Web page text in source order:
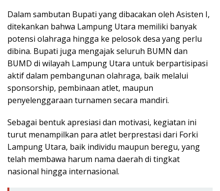
Dalam sambutan Bupati yang dibacakan oleh Asisten I,
ditekankan bahwa Lampung Utara memiliki banyak
potensi olahraga hingga ke pelosok desa yang perlu
dibina. Bupati juga mengajak seluruh BUMN dan
BUMD di wilayah Lampung Utara untuk berpartisipasi
aktif dalam pembangunan olahraga, baik melalui
sponsorship, pembinaan atlet, maupun
penyelenggaraan turnamen secara mandiri.
Sebagai bentuk apresiasi dan motivasi, kegiatan ini
turut menampilkan para atlet berprestasi dari Forki
Lampung Utara, baik individu maupun beregu, yang
telah membawa harum nama daerah di tingkat
nasional hingga internasional.